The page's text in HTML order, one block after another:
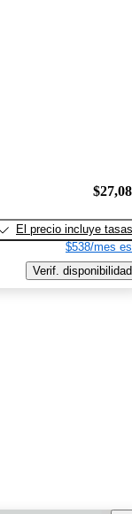
El precio incluye tasas
$538/mes
Verif. disponibilidad